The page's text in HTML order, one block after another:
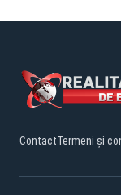
ContactTermeni și